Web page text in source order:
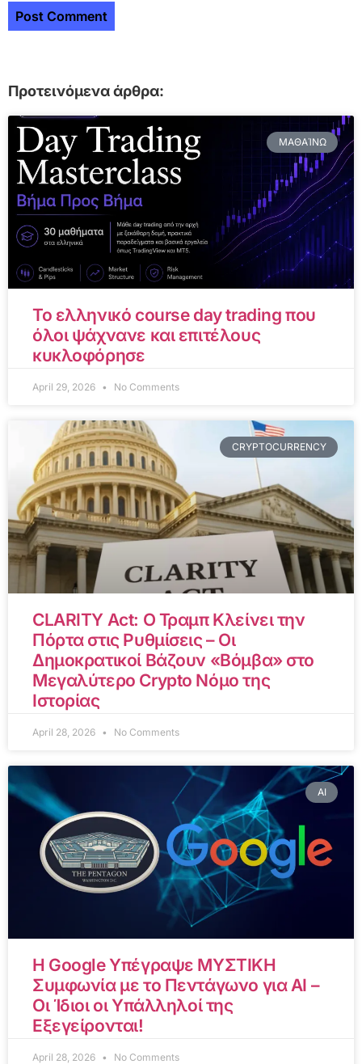
Προτεινόμενα άρθρα:
ΜΑΘΑΊΝΩ
Το ελληνικό course day trading που
όλοι ψάχνανε και επιτέλους
κυκλοφόρησε
April 29, 2026 No Comments
CRYPTOCURRENCY
CLARITY Act: Ο Τραμπ Κλείνει την
Πόρτα στις Ρυθμίσεις – Οι
Δημοκρατικοί Βάζουν «Βόμβα» στο
Μεγαλύτερο Crypto Νόμο της
Ιστορίας
April 28, 2026 No Comments
AI
Η Google Υπέγραψε ΜΥΣΤΙΚΗ
Συμφωνία με το Πεντάγωνο για AI –
Οι Ίδιοι οι Υπάλληλοί της
Εξεγείρονται!
April 28, 2026 No Comments